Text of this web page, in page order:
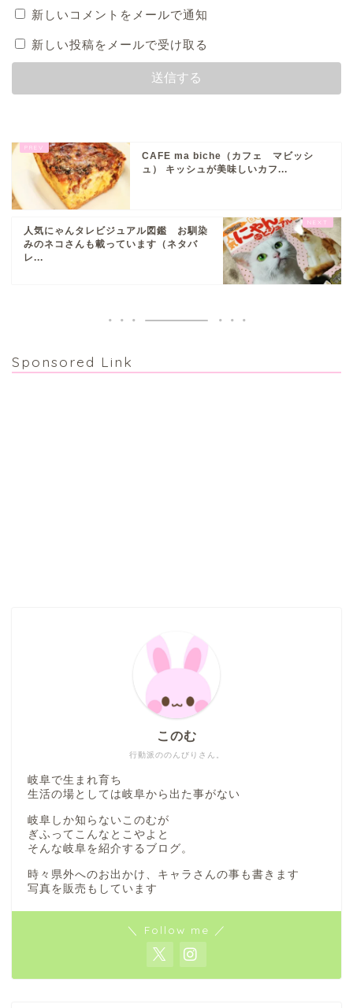
新しいコメントをメールで通知
新しい投稿をメールで受け取る
CAFE ma biche（カフェ マビッシ
ュ） キッシュが美味しいカフ...
人気にゃんタレビジュアル図鑑 お馴染
みのネコさんも載っています（ネタバ
レ...
Sponsored Link
行動派ののんびりさん。
このむ
岐阜で生まれ育ち
生活の場としては岐阜から出た事がない
岐阜しか知らないこのむが
ぎふってこんなとこやよと
そんな岐阜を紹介するブログ。
時々県外へのお出かけ、キャラさんの事も書きます
写真を販売もしています
＼ Follow me ／